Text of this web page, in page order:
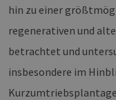
hin zu einer
regenerativen und
betrachtet und
insbesondere im